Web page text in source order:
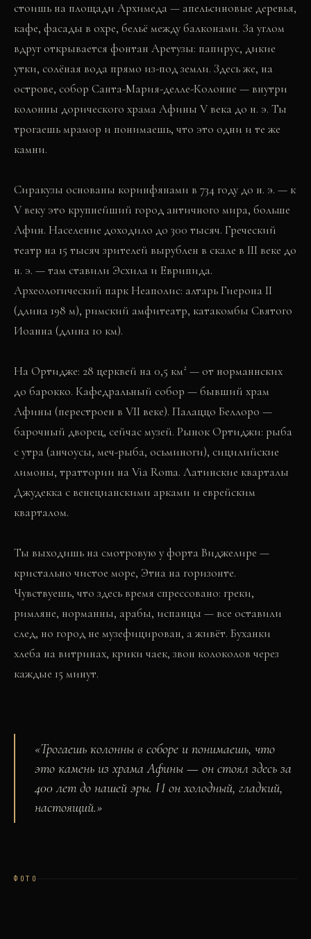
стоишь на площади Архимеда — апельсиновые деревья,
кафе, фасады в охре, бельё между балконами. За углом
вдруг открывается фонтан Аретузы: папирус, дикие
утки, солёная вода прямо из-под земли. Здесь же, на
острове, собор Санта-Мария-делле-Колонне — внутри
колонны дорического храма Афины V века до н. э. Ты
трогаешь мрамор и понимаешь, что это одни и те же
камни.
Сиракузы основаны коринфянами в 734 году до н. э. — к
V веку это крупнейший город античного мира, больше
Афин. Население доходило до 300 тысяч. Греческий
театр на 15 тысяч зрителей вырублен в скале в III веке до
н. э. — там ставили Эсхила и Еврипида.
Археологический парк Неаполис: алтарь Гиерона II
(длина 198 м), римский амфитеатр, катакомбы Святого
Иоанна (длина 10 км).
На Ортидже: 28 церквей на 0,5 км² — от норманнских
до барокко. Кафедральный собор — бывший храм
Афины (перестроен в VII веке). Палаццо Беллоро —
барочный дворец, сейчас музей. Рынок Ортиджи: рыба
с утра (анчоусы, меч-рыба, осьминоги), сицилийские
лимоны, траттории на Via Roma. Латинские кварталы
Джудекка с венецианскими арками и еврейским
кварталом.
Ты выходишь на смотровую у форта Виджелире —
кристально чистое море, Этна на горизонте.
Чувствуешь, что здесь время спрессовано: греки,
римляне, норманны, арабы, испанцы — все оставили
след, но город не музефицирован, а живёт. Буханки
хлеба на витринах, крики чаек, звон колоколов через
каждые 15 минут.
«Трогаешь колонны в соборе и понимаешь, что
это камень из храма Афины — он стоял здесь за
400 лет до нашей эры. И он холодный, гладкий,
настоящий.»
ФОТО